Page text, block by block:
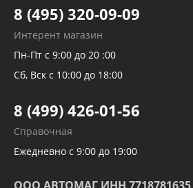
Тормозных трубок
Рукавов гидроусилителей
Рукавов компрессоров и турбин
Трубок кондиционеров
Развертка пайка медных стальных
алюминиевых трубок и штуцеров
8 (495) 320-09-09
Интерент магазин
Пн-Пт с 9:00 до 20 :00
Сб, Вск с 10:00 до 18:00
8 (499) 426-01-56
Справочная
Ежедневно с 9:00 до 19:00